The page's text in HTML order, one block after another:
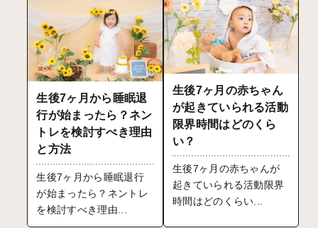
生後7ヶ月から睡眠退
行が始まったら？ネン
トレを検討すべき理由
と方法
生後7ヶ月から睡眠退行
が始まったら？ネントレ
を検討すべき理由...
生後7ヶ月の赤ちゃん
が起きていられる活動
限界時間はどのくら
い？
生後7ヶ月の赤ちゃんが
起きていられる活動限界
時間はどのくらい...